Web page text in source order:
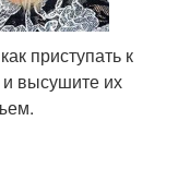
приступать к
высушите их